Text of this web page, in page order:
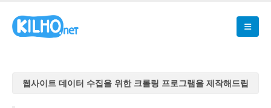
웹사이트 데이터 수집을 위한 크롤링 프로그램을 제작해드립